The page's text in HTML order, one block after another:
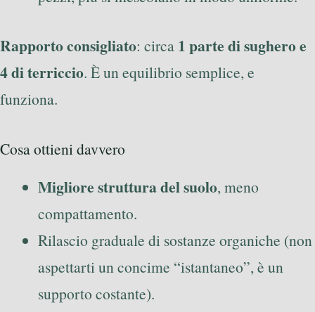
Rapporto consigliato: circa 1 parte di sughero e
4 di terriccio. È un equilibrio semplice, e
funziona.
Cosa ottieni davvero
Migliore struttura del suolo, meno
compattamento.
Rilascio graduale di sostanze organiche (non
aspettarti un concime “istantaneo”, è un
supporto costante).